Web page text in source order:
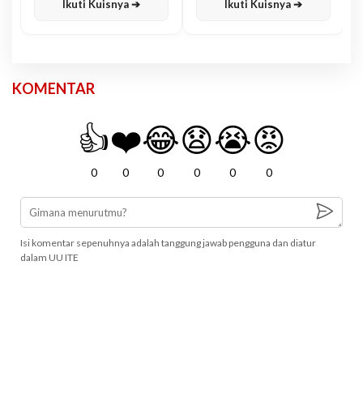
Ikuti Kuisnya ➔ Ikuti Kuisnya ➔
KOMENTAR
👍
0
❤️
0
😂
0
😧
0
😭
0
😡
0
Isi komentar sepenuhnya adalah tanggung jawab pengguna dan diatur
dalam UU ITE